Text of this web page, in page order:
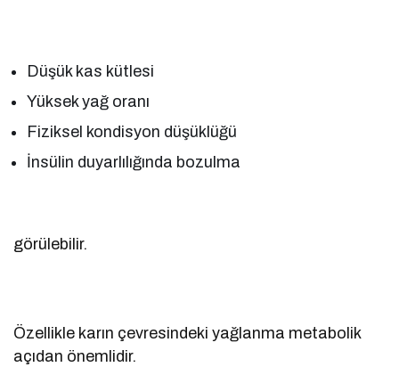
Düşük kas kütlesi
Yüksek yağ oranı
Fiziksel kondisyon düşüklüğü
İnsülin duyarlılığında bozulma
görülebilir.
Özellikle karın çevresindeki yağlanma metabolik
açıdan önemlidir.